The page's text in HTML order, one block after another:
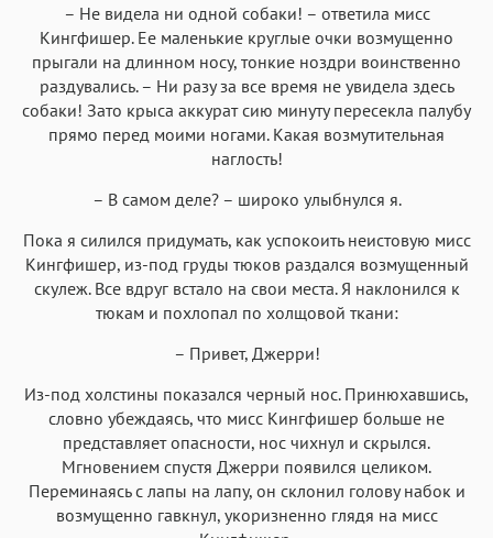
– Не видела ни одной собаки! – ответила мисс
Кингфишер. Ее маленькие круглые очки возмущенно
прыгали на длинном носу, тонкие ноздри воинственно
раздувались. – Ни разу за все время не увидела здесь
собаки! Зато крыса аккурат сию минуту пересекла палубу
прямо перед моими ногами. Какая возмутительная
наглость!
– В самом деле? – широко улыбнулся я.
Пока я силился придумать, как успокоить неистовую мисс
Кингфишер, из-под груды тюков раздался возмущенный
скулеж. Все вдруг встало на свои места. Я наклонился к
тюкам и похлопал по холщовой ткани:
– Привет, Джерри!
Из-под холстины показался черный нос. Принюхавшись,
словно убеждаясь, что мисс Кингфишер больше не
представляет опасности, нос чихнул и скрылся.
Мгновением спустя Джерри появился целиком.
Переминаясь с лапы на лапу, он склонил голову набок и
возмущенно гавкнул, укоризненно глядя на мисс